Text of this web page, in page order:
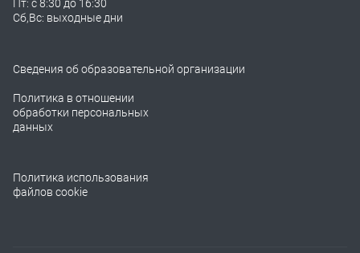
Пт: с 8:30 до 16:30
Сб,Вс: выходные дни
Сведения об образовательной организации
Политика в отношении
обработки персональных
данных
Политика использования
файлов cookie